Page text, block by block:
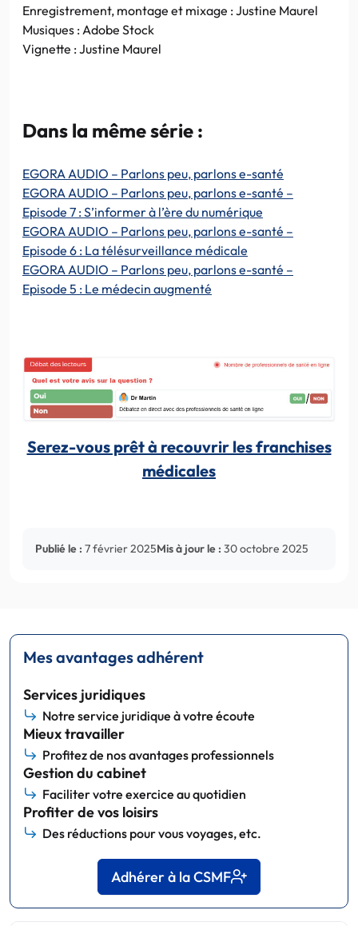
Enregistrement, montage et mixage : Justine Maurel
Musiques : Adobe Stock
Vignette : Justine Maurel
Dans la même série :
EGORA AUDIO – Parlons peu, parlons e-santé
EGORA AUDIO – Parlons peu, parlons e-santé –
Episode 7 : S’informer à l’ère du numérique
EGORA AUDIO – Parlons peu, parlons e-santé –
Episode 6 : La télésurveillance médicale
EGORA AUDIO – Parlons peu, parlons e-santé –
Episode 5 : Le médecin augmenté
Serez-vous prêt à recouvrir les franchises
médicales
Publié le : 7 février 2025Mis à jour le : 30 octobre 2025
Mes avantages adhérent
Services juridiques
Notre service juridique à votre écoute
Mieux travailler
Profitez de nos avantages professionnels
Gestion du cabinet
Faciliter votre exercice au quotidien
Profiter de vos loisirs
Des réductions pour vous voyages, etc.
Adhérer à la CSMF